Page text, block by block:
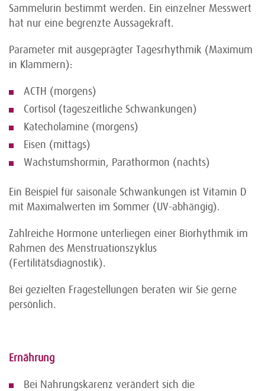
Sammelurin bestimmt werden. Ein einzelner Messwert
hat nur eine begrenzte Aussagekraft.
Parameter mit ausgeprägter Tagesrhythmik (Maximum
in Klammern):
ACTH (morgens)
Cortisol (tageszeitliche Schwankungen)
Katecholamine (morgens)
Eisen (mittags)
Wachstumshormin, Parathormon (nachts)
Ein Beispiel für saisonale Schwankungen ist Vitamin D
mit Maximalwerten im Sommer (UV-abhängig).
Zahlreiche Hormone unterliegen einer Biorhythmik im
Rahmen des Menstruationszyklus
(Fertilitätsdiagnostik).
Bei gezielten Fragestellungen beraten wir Sie gerne
persönlich.
Ernährung
Bei Nahrungskarenz verändert sich die